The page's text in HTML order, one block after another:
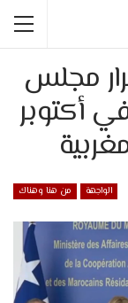
مجلس
الصادر في أكتوبر
الواجهة من هنا وهناك